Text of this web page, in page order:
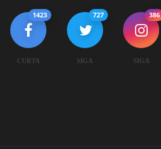
1423
CURTA
727
SIGA
386
SIGA